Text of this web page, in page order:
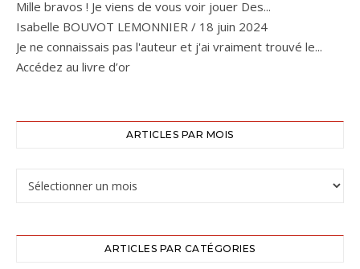
Mille bravos ! Je viens de vous voir jouer Des...
Isabelle BOUVOT LEMONNIER / 18 juin 2024
Je ne connaissais pas l'auteur et j'ai vraiment trouvé le...
Accédez au livre d’or
ARTICLES PAR MOIS
ARTICLES PAR CATÉGORIES